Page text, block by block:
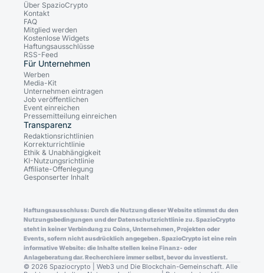
Über SpazioCrypto
Kontakt
FAQ
Mitglied werden
Kostenlose Widgets
Haftungsausschlüsse
RSS-Feed
Für Unternehmen
Werben
Media-Kit
Unternehmen eintragen
Job veröffentlichen
Event einreichen
Pressemitteilung einreichen
Transparenz
Redaktionsrichtlinien
Korrekturrichtlinie
Ethik & Unabhängigkeit
KI-Nutzungsrichtlinie
Affiliate-Offenlegung
Gesponserter Inhalt
Haftungsausschluss: Durch die Nutzung dieser Website stimmst du den
Nutzungsbedingungen und der Datenschutzrichtlinie zu. SpazioCrypto
steht in keiner Verbindung zu Coins, Unternehmen, Projekten oder
Events, sofern nicht ausdrücklich angegeben. SpazioCrypto ist eine rein
informative Website: die Inhalte stellen keine Finanz- oder
Anlageberatung dar. Recherchiere immer selbst, bevor du investierst.
© 2026 Spaziocrypto | Web3 und Die Blockchain-Gemeinschaft. Alle